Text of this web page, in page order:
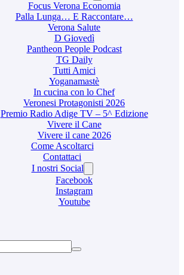
Focus Verona Economia
Palla Lunga… E Raccontare…
Verona Salute
D Giovedì
Pantheon People Podcast
TG Daily
Tutti Amici
Yoganamastè
In cucina con lo Chef
Veronesi Protagonisti 2026
Premio Radio Adige TV – 5^ Edizione
Vivere il Cane
Vivere il cane 2026
Come Ascoltarci
Contattaci
I nostri Social
Facebook
Instagram
Youtube